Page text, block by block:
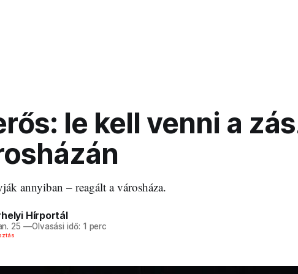
le kell venni a
annyiban – reagált a városháza.
Hírportál
25 —Olvasási idő: 1 perc